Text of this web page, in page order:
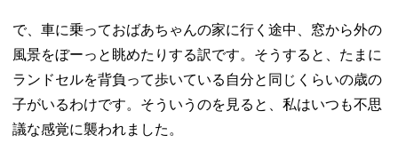
で、車に乗っておばあちゃんの家に行く途中、窓から外の
風景をぼーっと眺めたりする訳です。そうすると、たまに
ランドセルを背負って歩いている自分と同じくらいの歳の
子がいるわけです。そういうのを見ると、私はいつも不思
議な感覚に襲われました。